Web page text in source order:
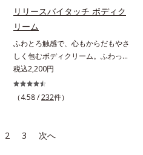
実現できなかった、“濃密なうるお
つの感触の両立に成功。ごわつく年
齢肌を柔肌に整え、未体験の肌感触
を叶えます。*1 保湿*2 年齢に応じ
たお手入れ *3 D.N.A.＝Daily New
Approach*4 HSP含有酵母エキス＝
保湿成分*5 角層内
リリースバイタッチ ボディク
リーム
ふわとろ触感で、心もからだもやさ
しく包むボディクリーム。ふわっと
軽やかで、ぽよっと弾むユニーク触
感。なじませると摩擦と皮膚温でほ
どけるボディクリームです。うっと
に吸い付くようなしっとりもちもち
税込2,200円
（4.58 /232件）
2 3 次へ